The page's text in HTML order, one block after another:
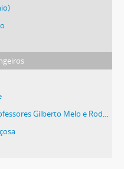
Torres aos EUA com recursos da Fundação Ford